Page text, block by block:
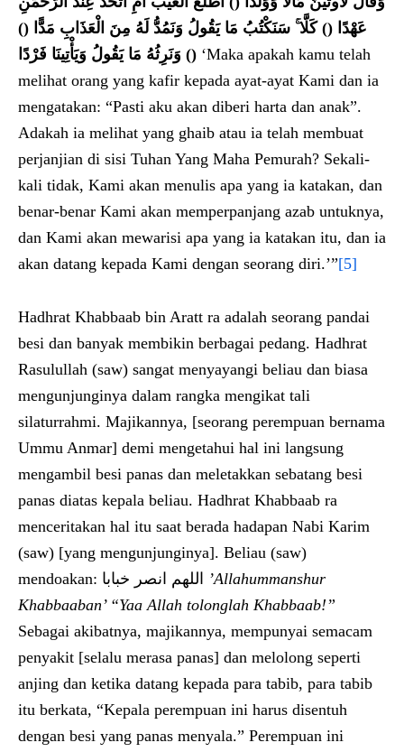
عَهْدًا () كَلَّا ۚ سَنَكْتُبُ مَا يَقُولُ وَنَمُدُّ لَهُ مِنَ الْعَذَابِ مَدًّا ()
وَنَرِثُهُ مَا يَقُولُ وَيَأْتِينَا فَرْدًا () ‘Maka apakah kamu telah
melihat orang yang kafir kepada ayat-ayat Kami dan ia
mengatakan: “Pasti aku akan diberi harta dan anak”.
Adakah ia melihat yang ghaib atau ia telah membuat
perjanjian di sisi Tuhan Yang Maha Pemurah? Sekali-
kali tidak, Kami akan menulis apa yang ia katakan, dan
benar-benar Kami akan memperpanjang azab untuknya,
dan Kami akan mewarisi apa yang ia katakan itu, dan ia
akan datang kepada Kami dengan seorang diri.’”[5]
Hadhrat Khabbaab bin Aratt ra adalah seorang pandai
besi dan banyak membikin berbagai pedang. Hadhrat
Rasulullah (saw) sangat menyayangi beliau dan biasa
mengunjunginya dalam rangka mengikat tali
silaturrahmi. Majikannya, [seorang perempuan bernama
Ummu Anmar] demi mengetahui hal ini langsung
mengambil besi panas dan meletakkan sebatang besi
panas diatas kepala beliau. Hadhrat Khabbaab ra
menceritakan hal itu saat berada hadapan Nabi Karim
(saw) [yang mengunjunginya]. Beliau (saw)
’Allahummanshur
Khabbaaban’ “Yaa Allah tolonglah Khabbaab!”
Sebagai akibatnya, majikannya, mempunyai semacam
penyakit [selalu merasa panas] dan melolong seperti
anjing dan ketika datang kepada para tabib, para tabib
itu berkata, “Kepala perempuan ini harus disentuh
dengan besi yang panas menyala.” Perempuan ini